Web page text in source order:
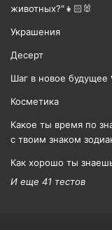
животных?"👧🏻🐰
Украшения
Десерт
Шаг в новое будущее
Косметика
Какое ты время по
с твоим знаком
Как хорошо ты
И еще 41 тестов